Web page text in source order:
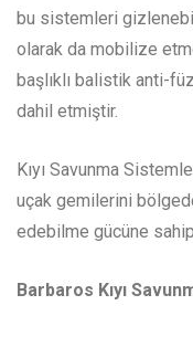
bu sistemleri
olarak da mobilize
başlıklı balistik anti-
dahil etmiştir.
Kıyı Savunma
uçak gemilerini
edebilme gücüne
Barbaros Kıyı